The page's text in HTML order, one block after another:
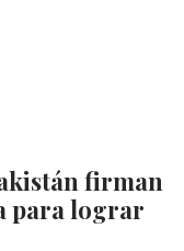
firman
para lograr